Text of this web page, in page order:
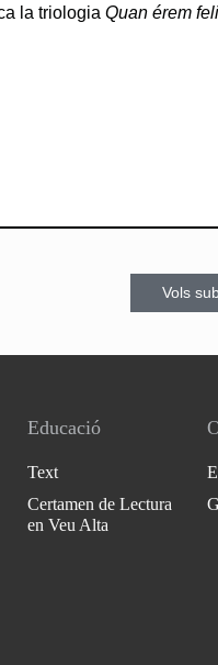
la triologiaQuan érem
Vols
Educació
Text
Certamen de Lectura
en Veu Alta